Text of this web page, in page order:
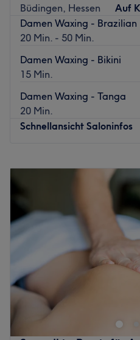
Büdingen, Hessen
Auf
Damen Waxing - Brazilian
20 Min. - 50 Min.
Damen Waxing - Bikini
15 Min.
Damen Waxing - Tanga
20 Min.
Schnellansicht Saloninfos
Freitag
Samstag
RelaxWax ist dein Spezialist
professionelle
privater Atmosphäre. Seit
sanftes, gründliches Waxing
ausschließlich nach